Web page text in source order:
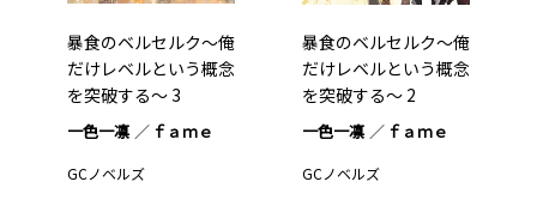
暴食のベルセルク～俺
だけレベルという概念
を突破する～ 3
一色一凛 ｆａｍｅ
GCノベルズ
暴食のベルセルク～俺
だけレベルという概念
を突破する～ 2
一色一凛 ｆａｍｅ
GCノベルズ